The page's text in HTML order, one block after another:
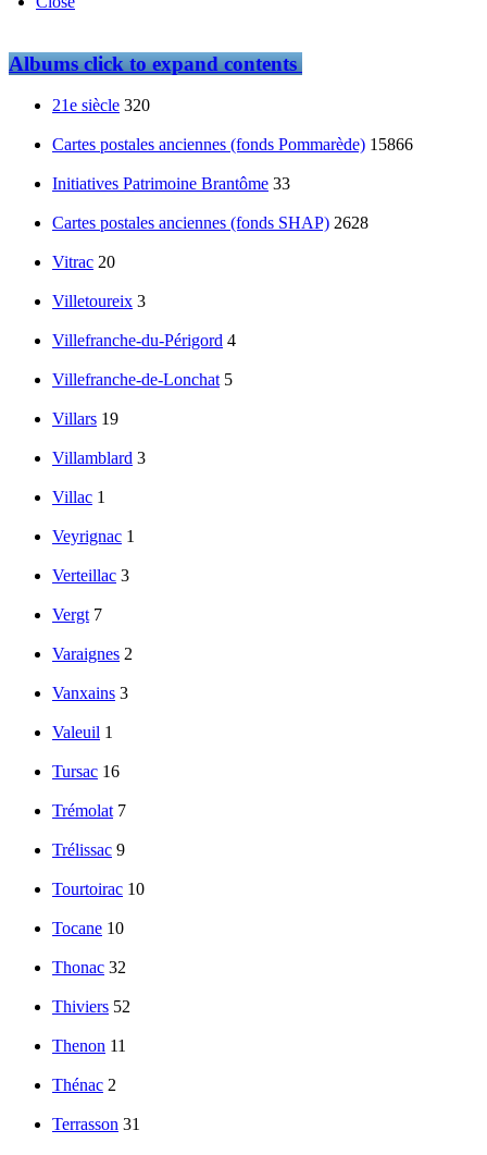
Albumsclick to expand contents
21e siècle 320
Cartes postales anciennes (fonds Pommarède) 15866
Initiatives Patrimoine Brantôme 33
Cartes postales anciennes (fonds SHAP) 2628
Vitrac 20
Villetoureix 3
Villefranche-du-Périgord 4
Villefranche-de-Lonchat 5
Villars 19
Villamblard 3
Villac 1
Veyrignac 1
Verteillac 3
Vergt 7
Varaignes 2
Vanxains 3
Valeuil 1
Tursac 16
Trémolat 7
Trélissac 9
Tourtoirac 10
Tocane 10
Thonac 32
Thiviers 52
Thenon 11
Thénac 2
Terrasson 31